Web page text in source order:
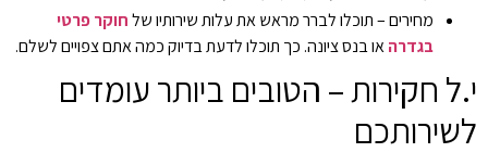
מחירים – תוכלו לברר מראש את עלות שירותיו שלחוקר פרטי
בגדרהאו בנס ציונה. כך תוכלו לדעת בדיוק כמה אתם צפויים לשלם.
י.ל חקירות – הטובים ביותר עומדים
לשירותכם